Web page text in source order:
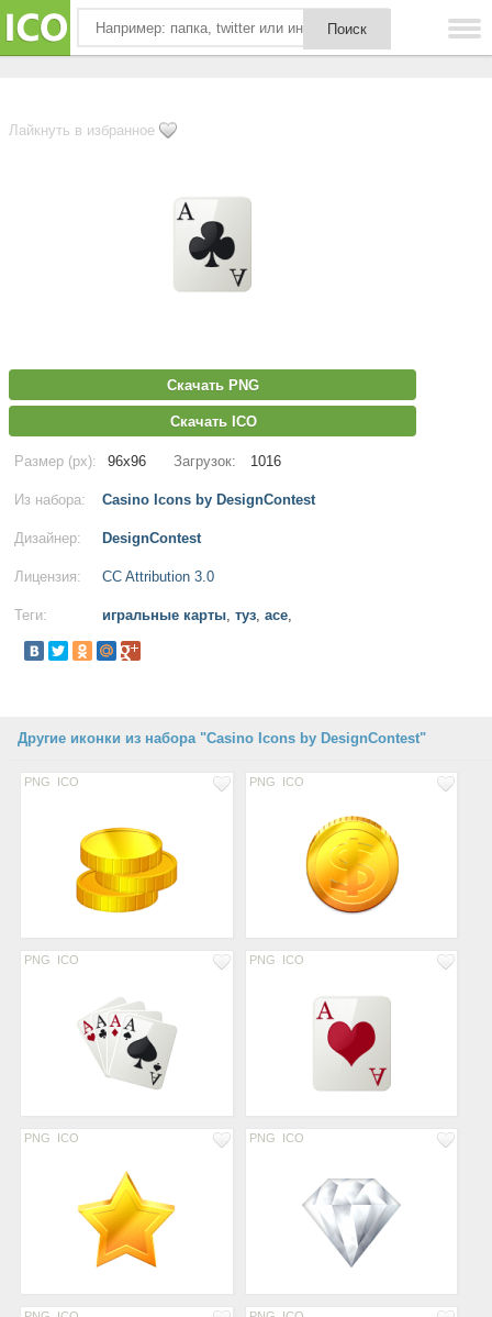
Лайкнуть в избранное
Скачать PNG
Скачать ICO
Размер (px): 96x96 Загрузок: 1016
Из набора: Casino Icons by DesignContest
Дизайнер: DesignContest
Лицензия: CC Attribution 3.0
Теги: игральные карты, туз, ace,
Другие иконки из набора "Casino Icons by DesignContest"
PNG ICO PNG ICO
PNG ICO PNG ICO
PNG ICO PNG ICO